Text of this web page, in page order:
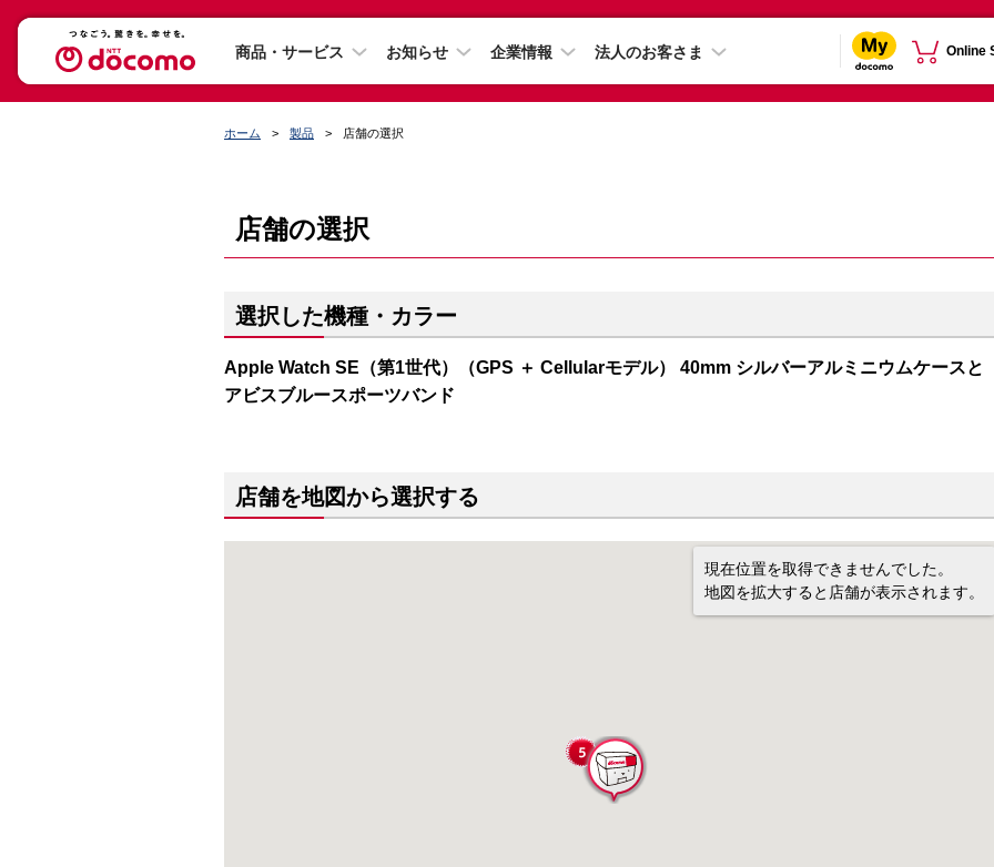
商品・サービス お知らせ 企業情報 法人のお客さま Online
ホーム 製品 店舗の選択
店舗の選択
選択した機種・カラー
Apple Watch SE（第1世代）（GPS ＋ Cellularモデル） 40mm シルバーアルミニウムケースと
アビスブルースポーツバンド
店舗を地図から選択する
現在位置を取得できませんでした。
地図を拡大すると店舗が表示されます。